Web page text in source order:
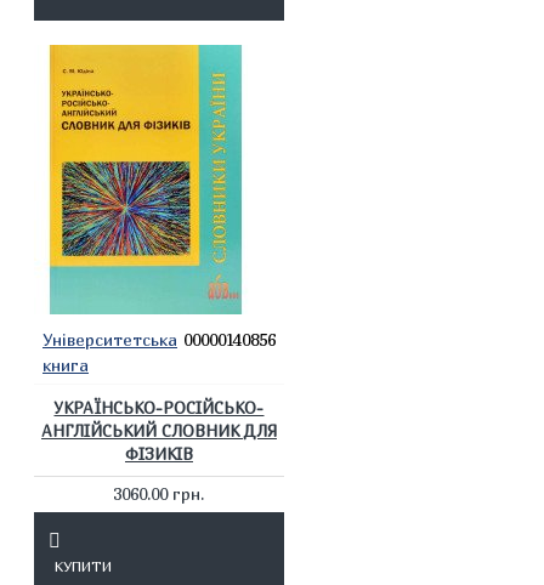
Університетська
книга
00000140856
УКРАЇНСЬКО-РОСІЙСЬКО-
АНГЛІЙСЬКИЙ СЛОВНИК ДЛЯ
ФІЗИКІВ
3060.00 грн.
КУПИТИ